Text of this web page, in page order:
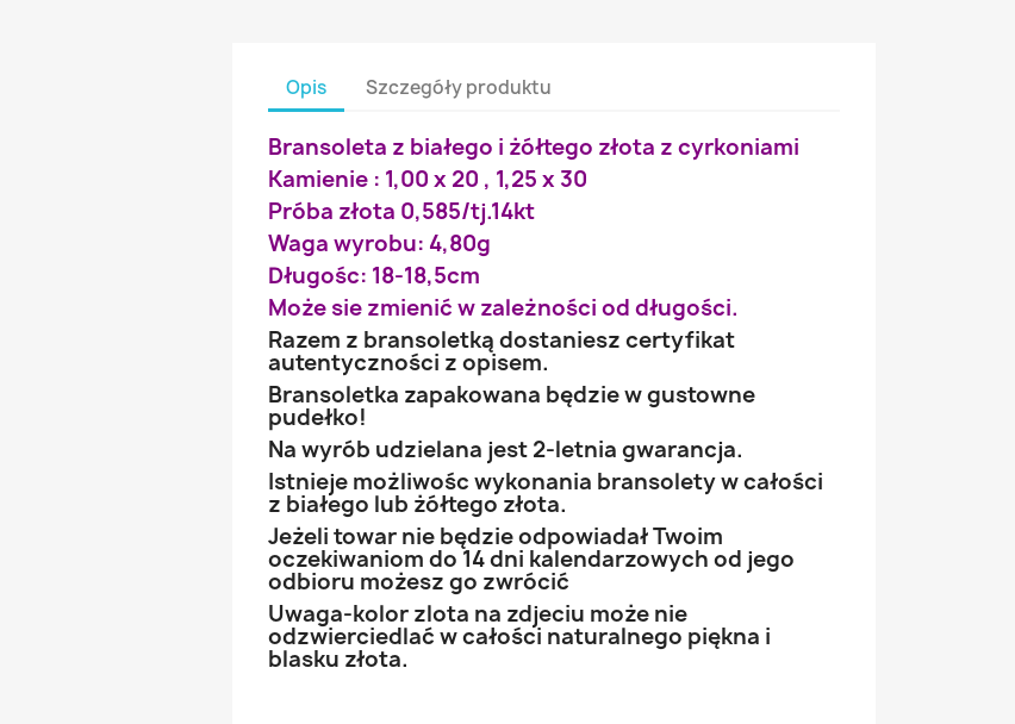
Opis Szczegóły produktu
Bransoleta z białego i żółtego złota z cyrkoniami
Kamienie : 1,00 x 20 , 1,25 x 30
Próba złota 0,585/tj.14kt
Waga wyrobu: 4,80g
Długośc: 18-18,5cm
Może sie zmienić w zależności od długości.
Razem z bransoletką dostaniesz certyfikat
autentyczności z opisem.
Bransoletka zapakowana będzie w gustowne
pudełko!
Na wyrób udzielana jest 2-letnia gwarancja.
Istnieje możliwośc wykonania bransolety w całości
z białego lub żółtego złota.
Jeżeli towar nie będzie odpowiadał Twoim
oczekiwaniom do 14 dni kalendarzowych od jego
odbioru możesz go zwrócić
Uwaga-kolor zlota na zdjeciu może nie
odzwierciedlać w całości naturalnego piękna i
blasku złota.